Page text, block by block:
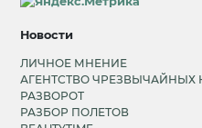
Новости
ЛИЧНОЕ МНЕНИЕ
АГЕНТСТВО ЧРЕЗВЫЧАЙНЫХ
РАЗВОРОТ
РАЗБОР ПОЛЕТОВ